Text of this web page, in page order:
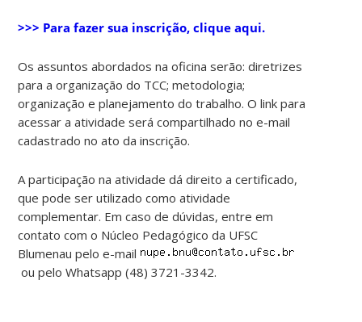
>>> Para fazer sua inscrição, clique aqui.
Os assuntos abordados na oficina serão: diretrizes
para a organização do TCC; metodologia;
organização e planejamento do trabalho. O link para
acessar a atividade será compartilhado no e-mail
cadastrado no ato da inscrição.
A participação na atividade dá direito a certificado,
que pode ser utilizado como atividade
complementar. Em caso de dúvidas, entre em
contato com o Núcleo Pedagógico da UFSC
Blumenau pelo e-mail
ou pelo Whatsapp (48) 3721-3342.